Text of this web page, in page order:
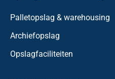
Palletopslag & warehousing
Archiefopslag
Opslagfaciliteiten